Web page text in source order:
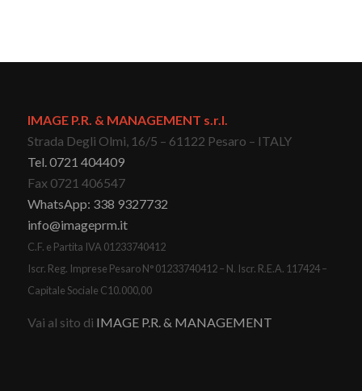
IMAGE P.R. & MANAGEMENT s.r.l.
Strada Degli Olmi, 16/5 – 61122 Pesaro – ITALY
Tel. 0721 404409
Fax 0721 406547
WhatsApp: 338 9327732
info@imageprm.it
C.F. e Partita IVA 01233740412
Iscr. Reg. Imprese Pesaro N° 01233740412 – N. Iscr. R.E.A. 117424 –
Capitale Sociale C10.000,00
Vai al sito di IMAGE P.R. & MANAGEMENT